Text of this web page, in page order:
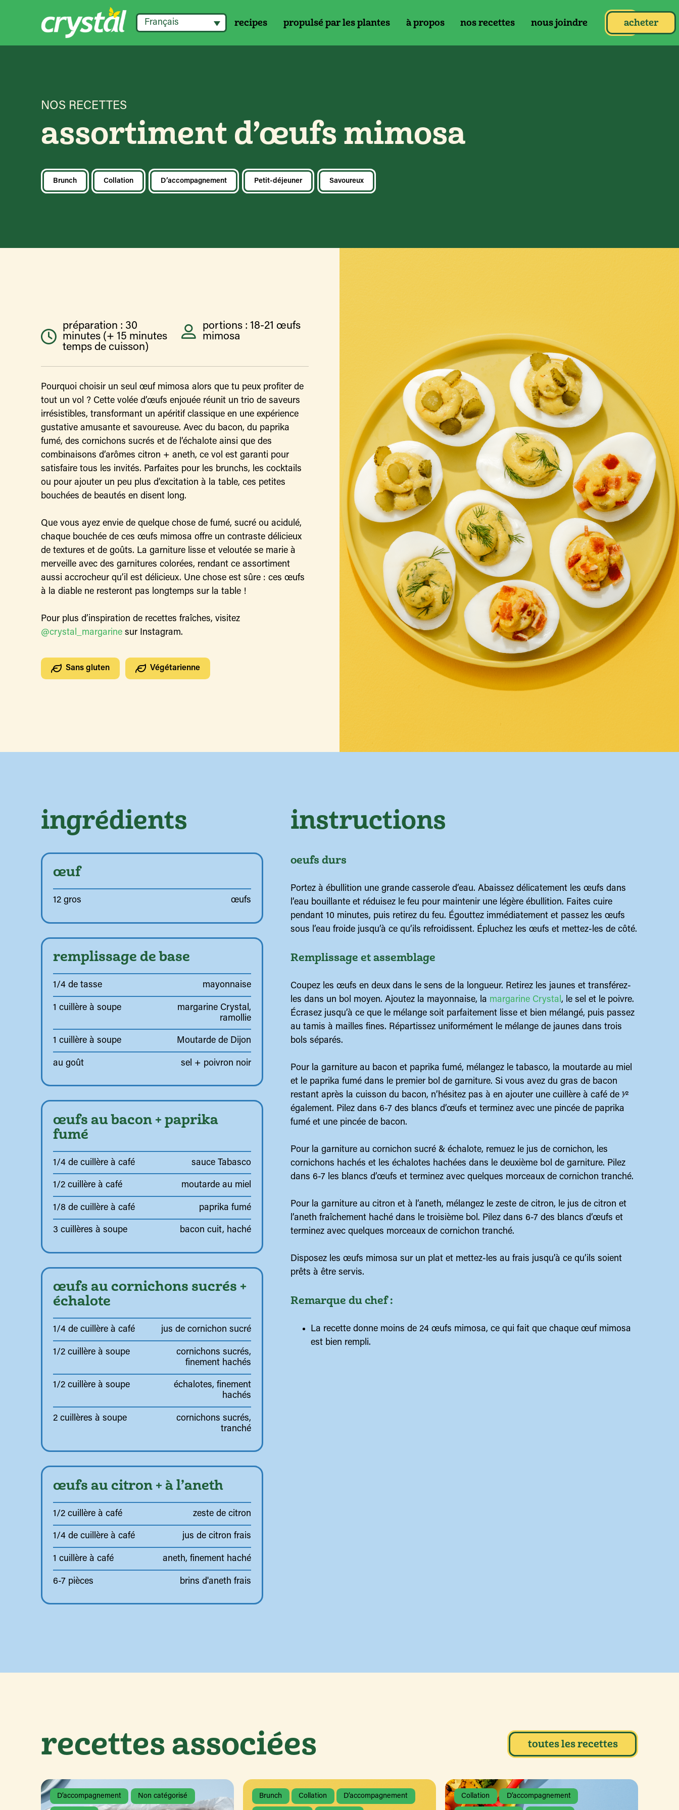
Français recipes propulsé par les plantes à propos nos recettes nous joindre acheter
NOS RECETTES
assortiment d’œufs mimosa
Brunch Collation D’accompagnement Petit-déjeuner Savoureux
préparation : 30
minutes (+ 15 minutes
temps de cuisson)
portions : 18-21 œufs
mimosa
Pourquoi choisir un seul œuf mimosa alors que tu peux profiter de
tout un vol ? Cette volée d’œufs enjouée réunit un trio de saveurs
irrésistibles, transformant un apéritif classique en une expérience
gustative amusante et savoureuse. Avec du bacon, du paprika
fumé, des cornichons sucrés et de l’échalote ainsi que des
combinaisons d’arômes citron + aneth, ce vol est garanti pour
satisfaire tous les invités. Parfaites pour les brunchs, les cocktails
ou pour ajouter un peu plus d’excitation à la table, ces petites
bouchées de beautés en disent long.
Que vous ayez envie de quelque chose de fumé, sucré ou acidulé,
chaque bouchée de ces œufs mimosa offre un contraste délicieux
de textures et de goûts. La garniture lisse et veloutée se marie à
merveille avec des garnitures colorées, rendant ce assortiment
aussi accrocheur qu’il est délicieux. Une chose est sûre : ces œufs
à la diable ne resteront pas longtemps sur la table !
Pour plus d’inspiration de recettes fraîches, visitez
@crystal_margarinesur Instagram.
Sans gluten Végétarienne
ingrédients
œuf
12 gros œufs
remplissage de base
1/4 de tasse mayonnaise
1 cuillère à soupe
margarine Crystal,
ramollie
1 cuillère à soupe Moutarde de Dijon
au goût sel + poivron noir
œufs au bacon + paprika
fumé
1/4 de cuillère à café sauce Tabasco
1/2 cuillère à café moutarde au miel
1/8 de cuillère à café paprika fumé
3 cuillères à soupe bacon cuit, haché
œufs au cornichons sucrés +
échalote
1/4 de cuillère à café jus de cornichon sucré
1/2 cuillère à soupe
cornichons sucrés,
finement hachés
1/2 cuillère à soupe
échalotes, finement
hachés
2 cuillères à soupe
cornichons sucrés,
tranché
œufs au citron + à l’aneth
1/2 cuillère à café zeste de citron
1/4 de cuillère à café jus de citron frais
1 cuillère à café aneth, finement haché
6-7 pièces brins d'aneth frais
instructions
oeufs durs
Portez à ébullition une grande casserole d’eau. Abaissez délicatement les œufs dans
l’eau bouillante et réduisez le feu pour maintenir une légère ébullition. Faites cuire
pendant 10 minutes, puis retirez du feu. Égouttez immédiatement et passez les œufs
sous l’eau froide jusqu’à ce qu’ils refroidissent. Épluchez les œufs et mettez-les de côté.
Remplissage et assemblage
Coupez les œufs en deux dans le sens de la longueur. Retirez les jaunes et transférez-
les dans un bol moyen. Ajoutez la mayonnaise, la margarine Crystal, le sel et le poivre.
Écrasez jusqu’à ce que le mélange soit parfaitement lisse et bien mélangé, puis passez
au tamis à mailles fines. Répartissez uniformément le mélange de jaunes dans trois
bols séparés.
Pour la garniture au bacon et paprika fumé, mélangez le tabasco, la moutarde au miel
et le paprika fumé dans le premier bol de garniture. Si vous avez du gras de bacon
restant après la cuisson du bacon, n’hésitez pas à en ajouter une cuillère à café de 1⁄2
également. Pilez dans 6-7 des blancs d’œufs et terminez avec une pincée de paprika
fumé et une pincée de bacon.
Pour la garniture au cornichon sucré & échalote, remuez le jus de cornichon, les
cornichons hachés et les échalotes hachées dans le deuxième bol de garniture. Pilez
dans 6-7 les blancs d’œufs et terminez avec quelques morceaux de cornichon tranché.
Pour la garniture au citron et à l’aneth, mélangez le zeste de citron, le jus de citron et
l’aneth fraîchement haché dans le troisième bol. Pilez dans 6-7 des blancs d’œufs et
terminez avec quelques morceaux de cornichon tranché.
Disposez les œufs mimosa sur un plat et mettez-les au frais jusqu’à ce qu’ils soient
prêts à être servis.
Remarque du chef :
La recette donne moins de 24 œufs mimosa, ce qui fait que chaque œuf mimosa
est bien rempli.
recettes associées toutes les recettes
D’accompagnement Non catégorisé Brunch Collation D’accompagnement Collation D’accompagnement